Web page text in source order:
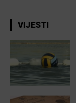
VIJESTI